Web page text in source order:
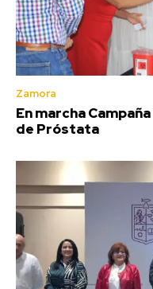
Zamora
En marcha
de Próstata